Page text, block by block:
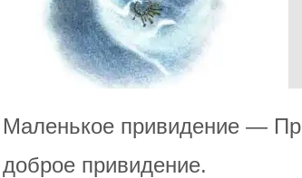
Маленькое привидение —
доброе привидение.